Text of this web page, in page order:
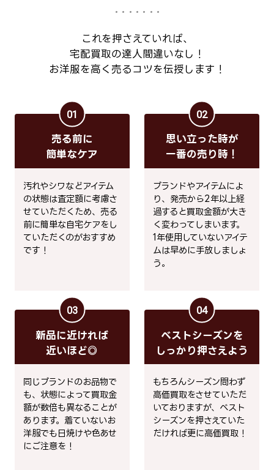
これを押さえていれば、
宅配買取の達人間違いなし！
お洋服を高く売るコツを伝授します！
01
売る前に
簡単なケア
汚れやシワなどアイテム
の状態は査定額に考慮さ
せていただくため、売る
前に簡単な自宅ケアをし
ていただくのがおすすめ
です！
02
思い立った時が
一番の売り時！
ブランドやアイテムによ
り、発売から2年以上経
過すると買取金額が大き
く変わってしまいます。
1年使用していないアイテ
ムは早めに手放しましょ
う。
03
新品に近ければ
近いほど◎
同じブランドのお品物で
も、状態によって買取金
額が数倍も異なることが
あります。着ていないお
洋服でも日焼けや色あせ
にご注意を！
04
ベストシーズンを
しっかり押さえよう
もちろんシーズン問わず
高価買取をさせていただ
いておりますが、ベスト
シーズンを押さえていた
だければ更に高価買取！